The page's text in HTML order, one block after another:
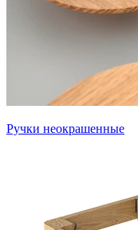
Ручки неокрашенные